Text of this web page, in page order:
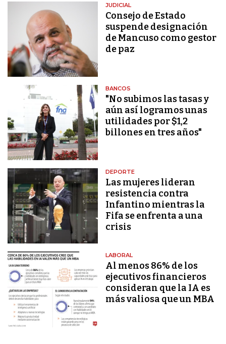
JUDICIAL
Consejo de Estado
suspende designación
de Mancuso como gestor
de paz
BANCOS
"No subimos las tasas y
aún así logramos unas
utilidades por $1,2
billones en tres años"
DEPORTE
Las mujeres lideran
resistencia contra
Infantino mientras la
Fifa se enfrenta a una
crisis
LABORAL
Al menos 86% de los
ejecutivos financieros
consideran que la IA es
más valiosa que un MBA